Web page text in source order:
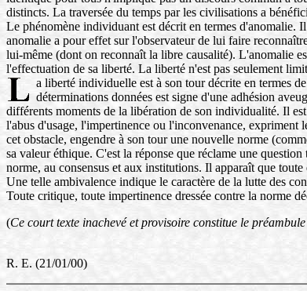
distincts. La traversée du temps par les civilisations a
Le phénomène individuant est décrit en termes d'anomalie.
anomalie a pour effet sur l'observateur de lui faire
lui-même (dont on reconnaît la libre causalité). L'anomalie
l'effectuation de sa liberté. La liberté n'est pas seulement
a liberté individuelle est à son tour décrite en termes
déterminations données est signe d'une adhésion
différents moments de la libération de son individualité. Il
l'abus d'usage, l'impertinence ou l'inconvenance, expriment
cet obstacle, engendre à son tour une nouvelle norme
sa valeur éthique. C'est la réponse que réclame une
norme, au consensus et aux institutions. Il apparaît que
Une telle ambivalence indique le caractère de la lutte des
Toute critique, toute impertinence dressée contre la norme
(Ce court texte inachevé et provisoire constitue le
R. E. (21/01/00)